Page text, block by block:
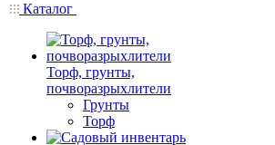
Каталог
Торф, грунты,
почворазрыхлители
Грунты
Торф